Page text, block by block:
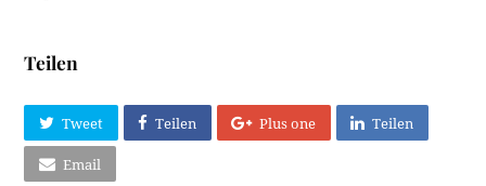
Teilen
Tweet Teilen Plus one Teilen
Email